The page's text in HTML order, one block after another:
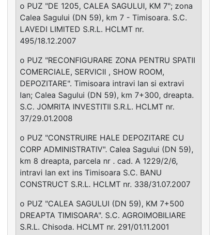
o PUZ "DE 1205, CALEA SAGULUI, KM 7"; zona
Calea Sagului (DN 59), km 7 - Timisoara. S.C.
LAVEDI LIMITED S.R.L. HCLMT nr.
495/18.12.2007
o PUZ "RECONFIGURARE ZONA PENTRU SPATII
COMERCIALE, SERVICII , SHOW ROOM,
DEPOZITARE". Timisoara intravi lan si extravi
lan; Calea Sagului (DN 59), km 7+300, dreapta.
S.C. JOMRITA INVESTITII S.R.L. HCLMT nr.
37/29.01.2008
o PUZ "CONSTRUIRE HALE DEPOZITARE CU
CORP ADMINISTRATIV". Calea Sagului (DN 59),
km 8 dreapta, parcela nr . cad. A 1229/2/6,
intravi lan ext ins Timisoara S.C. BANU
CONSTRUCT S.R.L. HCLMT nr. 338/31.07.2007
o PUZ "CALEA SAGULUI (DN 59), KM 7+500
DREAPTA TIMISOARA". S.C. AGROIMOBILIARE
S.R.L. Chisoda. HCLMT nr. 291/01.11.2001